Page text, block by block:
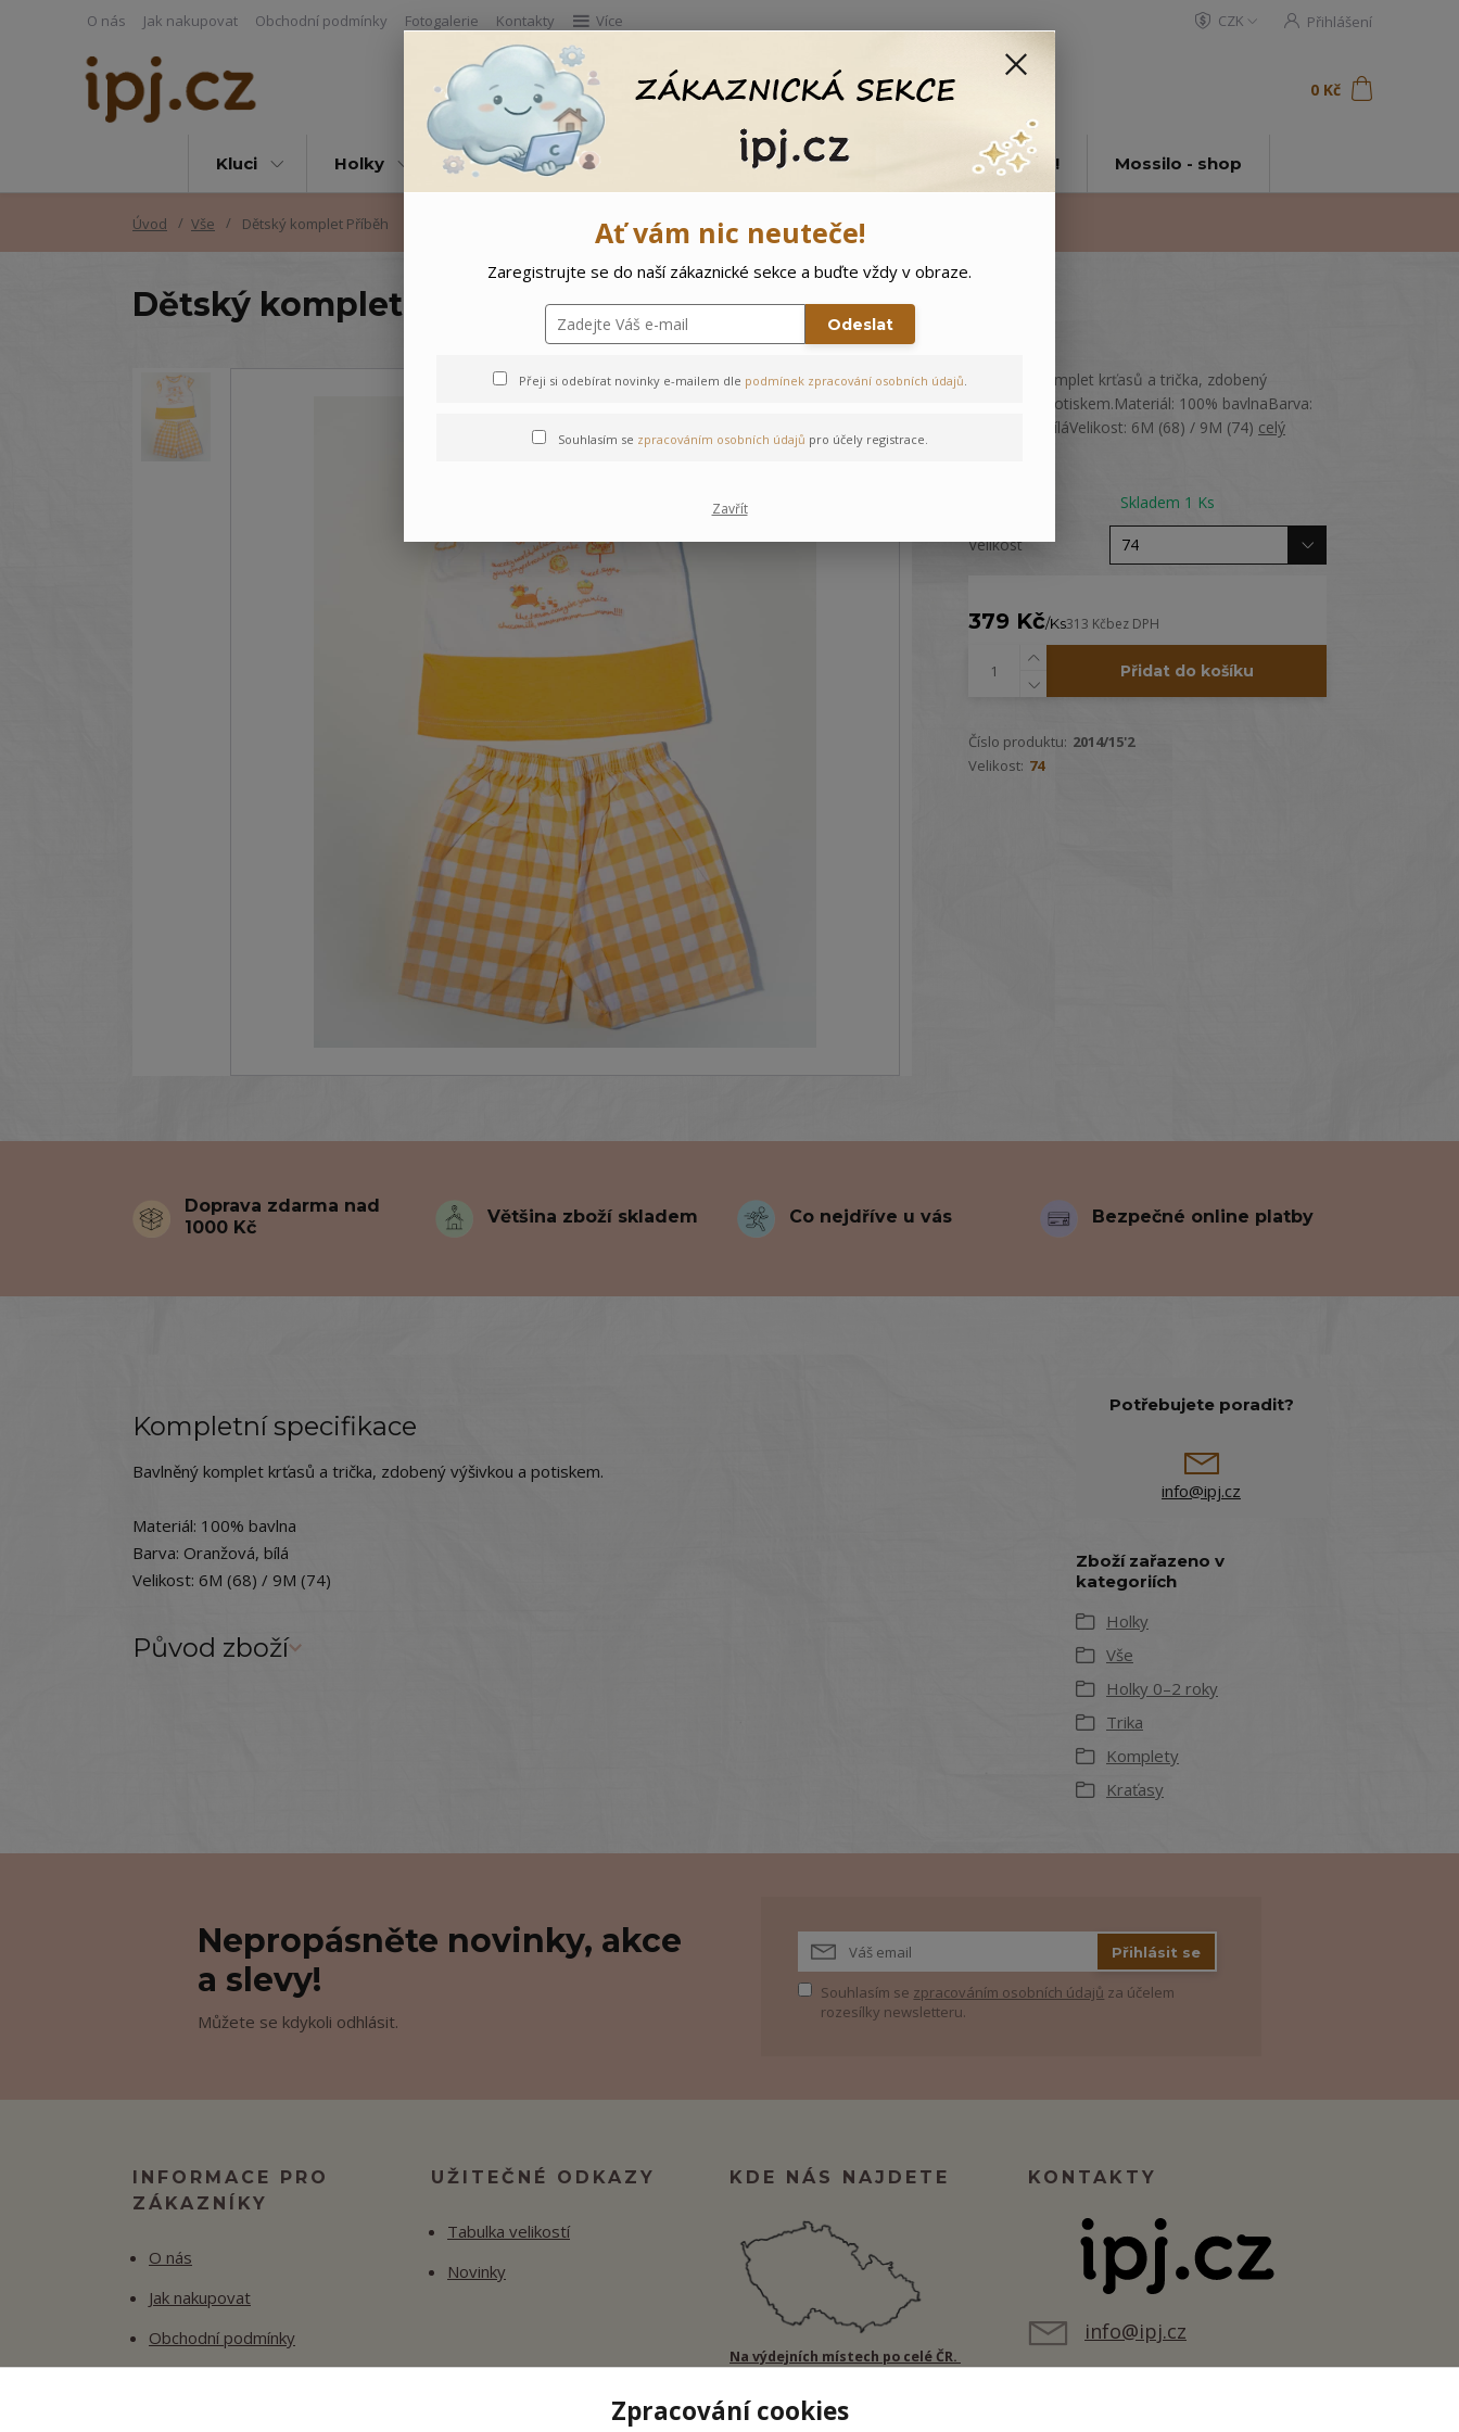
O nás Jak nakupovat Obchodní podmínky Fotogalerie Kontakty Více CZK Přihlášení
Hledat 0 Kč
Kluci Holky Vše Doprodej Ostatní 🌲 Vítejte ve světě Mossilo! Mossilo - shop
Úvod Vše Dětský komplet Příběh
Dětský komplet Příběh
Bavlněný komplet krťasů a trička, zdobený
výšivkou a potiskem.Materiál: 100% bavlnaBarva:
Oranžová, bíláVelikost: 6M (68) / 9M (74) celý
Skladem 1 Ks
Velikost
379 Kč/Ks313 Kčbez DPH
Přidat do košíku
Číslo produktu: 2014/15'2
Velikost: 74
Doprava zdarma nad
1000 Kč
Většina zboží skladem Co nejdříve u vás Bezpečné online platby
Kompletní specifikace
Bavlněný komplet krťasů a trička, zdobený výšivkou a potiskem.
Materiál: 100% bavlna
Barva: Oranžová, bílá
Velikost: 6M (68) / 9M (74)
Původ zboží
Potřebujete poradit?
info@ipj.cz
Zboží zařazeno v
kategoriích
Holky
Vše
Holky 0–2 roky
Trika
Komplety
Kraťasy
Nepropásněte novinky, akce
a slevy!
Můžete se kdykoli odhlásit.
Přihlásit se
Souhlasím se zpracováním osobních údajů za účelem
rozesílky newsletteru.
INFORMACE PRO
ZÁKAZNÍKY
O nás
Jak nakupovat
Obchodní podmínky
UŽITEČNÉ ODKAZY
Tabulka velikostí
Novinky
KDE NÁS NAJDETE
Na výdejních místech po celé ČR.
KONTAKTY
info@ipj.cz
Ať vám nic neuteče!
Zaregistrujte se do naší zákaznické sekce a buďte vždy v obraze.
Odeslat
Přeji si odebírat novinky e-mailem dle podmínek zpracování osobních údajů.
Souhlasím se zpracováním osobních údajů pro účely registrace.
Zavřít
Zpracování cookies